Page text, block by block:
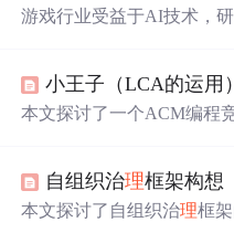
式，预示着一个全新的科
游戏行业受益于AI技术，
手。此外，SnoopDogg与
果MR头显将兼容百万款
小王子（LCA的运用）
本文探讨了一个ACM编程
量。自组织治理框架构想
本文探讨了自组织治理框